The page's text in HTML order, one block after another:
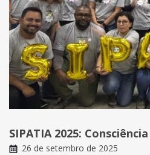
SIPATIA 2025:
26 de setembro de 2025